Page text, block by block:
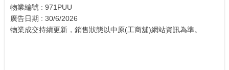
物業編號 : 971PUU
廣告日期 : 30/6/2026
物業成交持續更新，銷售狀態以中原(工商舖)網站資訊為準。